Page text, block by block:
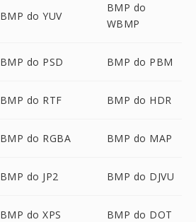
BMP do YUV
BMP do
WBMP
BMP do PSD BMP do PBM
BMP do RTF BMP do HDR
BMP do RGBA BMP do MAP
BMP do JP2 BMP do DJVU
BMP do XPS BMP do DOT